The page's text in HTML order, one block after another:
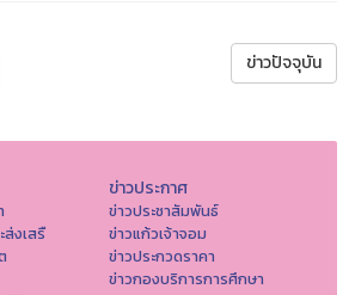
ข่าวปัจจุบัน
งเสรื
ข่าวประกาศ
ข่าวประชาสัมพันธ์
ข่าวแก้วเจ้าจอม
ข่าวประกวดราคา
ข่าวกองบริการการศึกษา